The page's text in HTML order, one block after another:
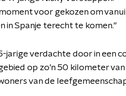
voor gekozen om
in Spanje terecht te komen.”
jarige verdachte door in een
op zo’n 50 kilometer
van de